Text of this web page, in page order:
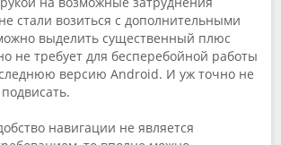
стали возиться с дополнительными
выделить существенный плюс
не требует для бесперебойной работы
версию Android. И уж точно не
навигации не является